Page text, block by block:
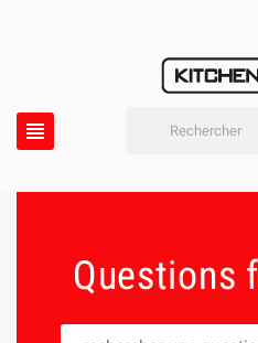

Questions